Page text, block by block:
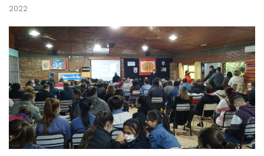
2022